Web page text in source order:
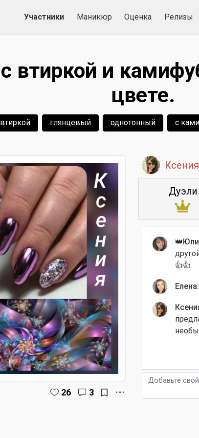
Участники Маникюр Оценка Релизы
втиркой и
цвете.
глянцевый однотонный с
26 3
Дуэли
👍👍
Елена: